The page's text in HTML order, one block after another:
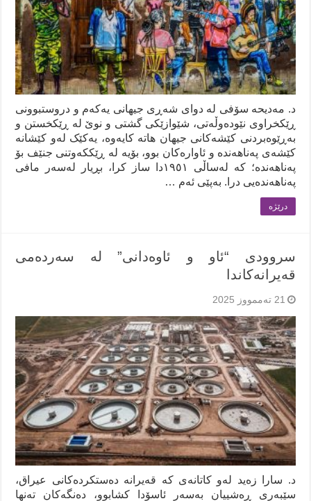
د. مەدیحە سۆفی لە دوای شەڕی جیهانی یەکەم و دروستبوونی
ڕێکخراوی نێودەوڵەتی، شێوازێكی گشتی و نوێ لە ڕێکخستن و
بەڕێوەبردنی کێشەکانی جیهان هاتە کایەوە، یەکێک لەو کێشانە
کێشەی پەناهەندە و ئاوارەکان بوو، بۆیە لە ڕێککەوتنی جنێف بۆ
پەناهەندە؛ کە لەساڵی ١٩٥١دا ساز کرا، بڕیار لەسەر مافی
پەناهەندەیی درا. بەپێی ئەم …
درێژه‌
سروودی “ئاو و ئاوەدانی” لە سەردەمی
قەیرانەکاندا
21 تەممووز 2025
د. سارا زەید لەو کاتانەی کە قەیرانە دەستکردەکانی عیراق،
سێبەری ڕەشیيان بەسەر ئاسۆدا کشابوو، دەنگەکان تەنها